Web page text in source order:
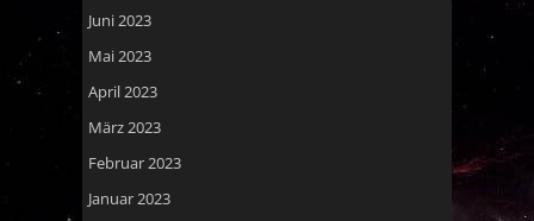
Juni 2023
Mai 2023
April 2023
März 2023
Februar 2023
Januar 2023